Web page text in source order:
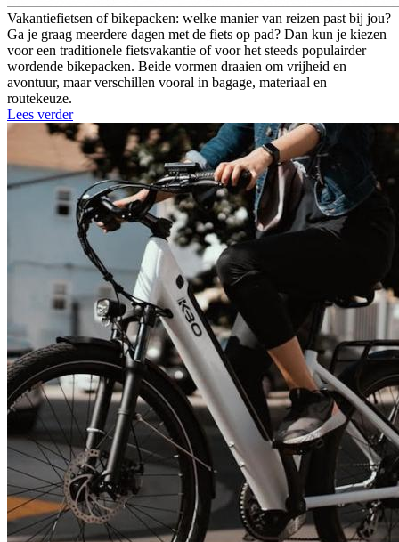
Vakantiefietsen of bikepacken: welke manier van reizen past bij jou?
Ga je graag meerdere dagen met de fiets op pad? Dan kun je kiezen
voor een traditionele fietsvakantie of voor het steeds populairder
wordende bikepacken. Beide vormen draaien om vrijheid en
avontuur, maar verschillen vooral in bagage, materiaal en
routekeuze.
Lees verder